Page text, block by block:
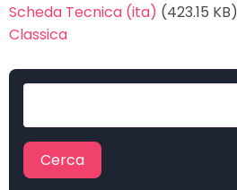
Scheda Tecnica (ita) (423.15 KB)
Classica